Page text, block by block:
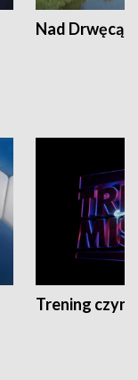
Nad Drwęcą
Trening czyni